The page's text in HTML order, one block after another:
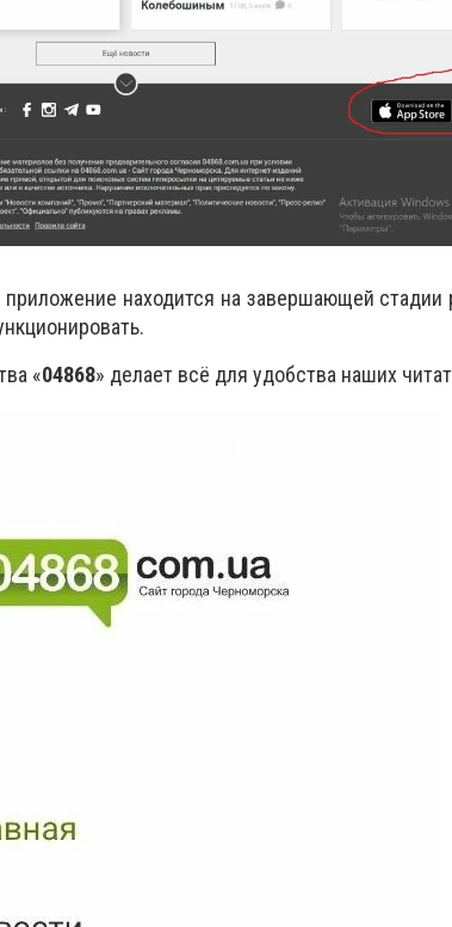
приложение находится на завершающей стадии
«04868» делает всё для удобства наших